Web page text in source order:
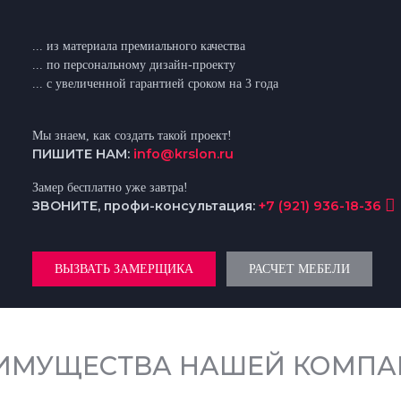
... из материала премиального качества
... по персональному дизайн-проекту
... с увеличенной гарантией сроком на 3 года
Мы знаем, как создать такой проект!
ПИШИТЕ НАМ: info@krslon.ru
Замер бесплатно уже завтра!
ЗВОНИТЕ, профи-консультация: +7 (921) 936-18-36
ВЫЗВАТЬ ЗАМЕРЩИКА РАСЧЕТ МЕБЕЛИ
НАШЕЙ